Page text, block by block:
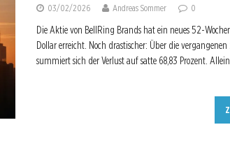
03/02/2026 Andreas Sommer 0
Die Aktie von BellRing Brands hat ein neues 52-
Dollar erreicht. Noch drastischer: Über die
summiert sich der Verlust auf satte 68,83 Prozent.